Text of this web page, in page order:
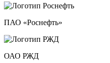
ПАО «Роснефть»
ОАО РЖД